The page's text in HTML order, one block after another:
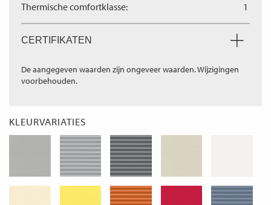
Thermische comfortklasse: 1
CERTIFIKATEN
De aangegeven waarden zijn ongeveer waarden. Wijzigingen
voorbehouden.
KLEURVARIATIES